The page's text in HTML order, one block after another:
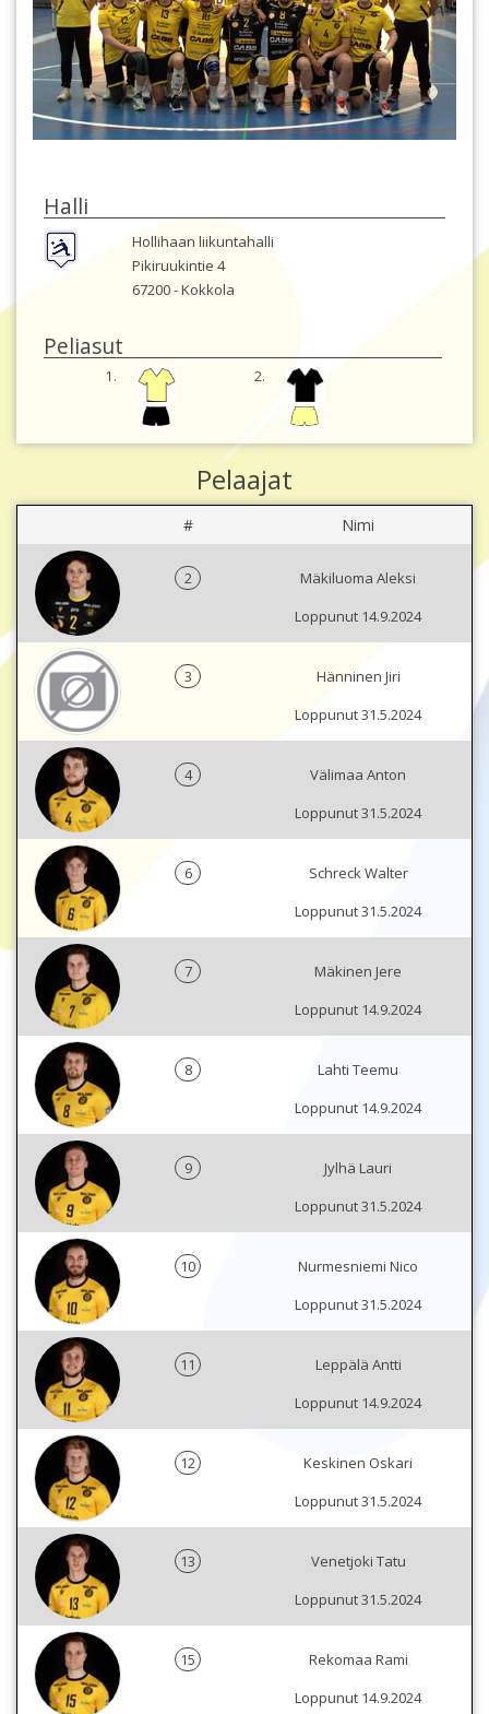
Halli
Hollihaan liikuntahalli
Pikiruukintie 4
67200 -Kokkola
Peliasut
1. 2.
Pelaajat
# Nimi
2
Mäkiluoma Aleksi
Loppunut 14.9.2024
3
Hänninen Jiri
Loppunut 31.5.2024
4
Välimaa Anton
Loppunut 31.5.2024
6
Schreck Walter
Loppunut 31.5.2024
7
Mäkinen Jere
Loppunut 14.9.2024
8
Lahti Teemu
Loppunut 14.9.2024
9
Jylhä Lauri
Loppunut 31.5.2024
10
Nurmesniemi Nico
Loppunut 31.5.2024
11
Leppälä Antti
Loppunut 14.9.2024
12
Keskinen Oskari
Loppunut 31.5.2024
13
Venetjoki Tatu
Loppunut 31.5.2024
15
Rekomaa Rami
Loppunut 14.9.2024